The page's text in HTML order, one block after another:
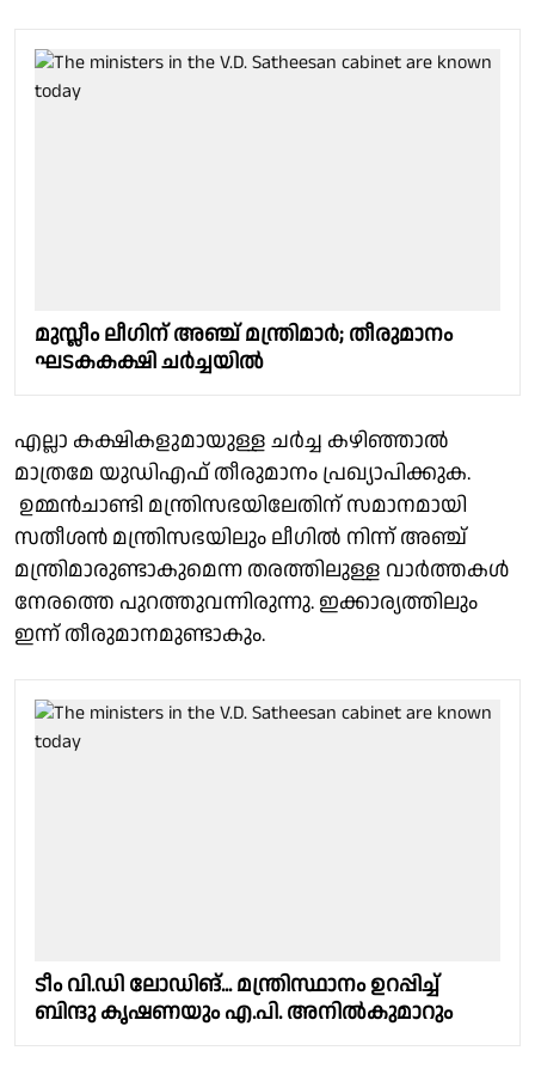
മുസ്ലീം ലീഗിന് അഞ്ച് മന്ത്രിമാർ; തീരുമാനം
ഘടകകക്ഷി ചർച്ചയിൽ
എല്ലാ കക്ഷികളുമായുള്ള ചർച്ച കഴിഞ്ഞാൽ
മാത്രമേ യുഡിഎഫ് തീരുമാനം പ്രഖ്യാപിക്കുക.
ഉമ്മൻചാണ്ടി മന്ത്രിസഭയിലേതിന് സമാനമായി
സതീശൻ മന്ത്രിസഭയിലും ലീഗിൽ നിന്ന് അഞ്ച്
മന്ത്രിമാരുണ്ടാകുമെന്ന തരത്തിലുള്ള വാർത്തകൾ
നേരത്തെ പുറത്തുവന്നിരുന്നു. ഇക്കാര്യത്തിലും
ഇന്ന് തീരുമാനമുണ്ടാകും.
ടീം വി.ഡി ലോഡിങ്... മന്ത്രിസ്ഥാനം ഉറപ്പിച്ച്
ബിന്ദു കൃഷണയും എ.പി. അനിൽകുമാറും